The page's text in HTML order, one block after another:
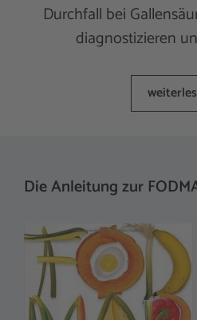
Durchfall bei
diagnostizieren
Die Anleitung zur